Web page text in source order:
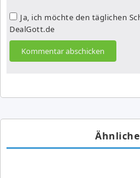
Ja, ich möchte den täglichen
DealGott.de